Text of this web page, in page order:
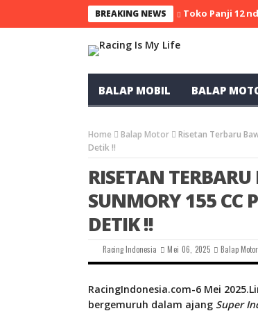
BREAKING NEWS Toko Panji 12
BALAP MOBIL BALAP
Home Balap Motor
Risetan Terbaru
Detik !!
RISETAN
SUNMORY 155 CC
DETIK !!
Racing Indonesia Mei 06, 2025 Balap Motor
RacingIndonesia.com-6 Mei
bergemuruh dalam ajang Super